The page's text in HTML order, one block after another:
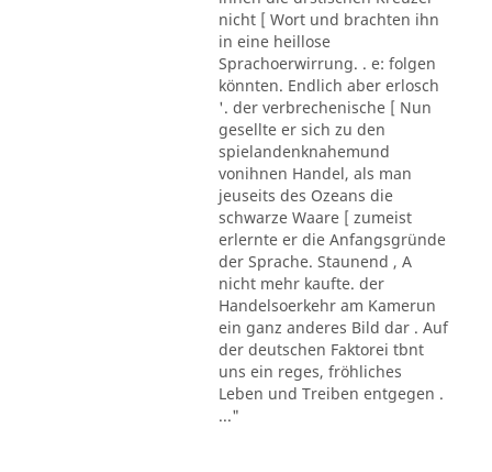
nicht [ Wort und brachten ihn
in eine heillose
Sprachoerwirrung. . e: folgen
könnten. Endlich aber erlosch
'. der verbrechenische [ Nun
gesellte er sich zu den
spielandenknahemund
vonihnen Handel, als man
jeuseits des Ozeans die
schwarze Waare [ zumeist
erlernte er die Anfangsgründe
der Sprache. Staunend , A
nicht mehr kaufte. der
Handelsoerkehr am Kamerun
ein ganz anderes Bild dar . Auf
der deutschen Faktorei tbnt
uns ein reges, fröhliches
Leben und Treiben entgegen .
..."